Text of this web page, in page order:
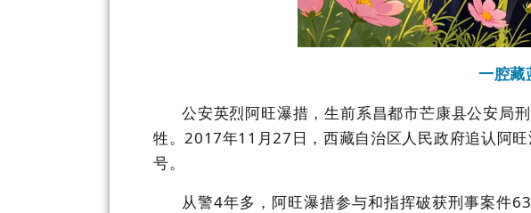
一腔
公安英烈阿旺瀑措，生前系昌都市芒康县公安局
牲。2017年11 月27日，西藏自治区人民政府追认阿
号。
从警4年多，阿旺瀑措参与和指挥破获刑事案件63